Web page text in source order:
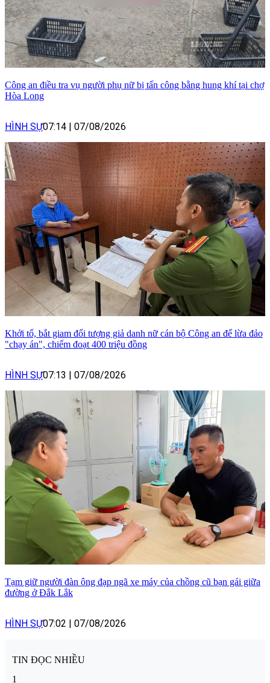
Công an điều tra vụ người phụ nữ bị tấn công bằng hung khí tại chợ
Hòa Long
HÌNH SỰ07:14 | 07/08/2026
Khởi tố, bắt giam đối tượng giả danh nữ cán bộ Công an để lừa đảo
"chạy án", chiếm đoạt 400 triệu đồng
HÌNH SỰ07:13 | 07/08/2026
Tạm giữ người đàn ông đạp ngã xe máy của chồng cũ bạn gái giữa
đường ở Đắk Lắk
HÌNH SỰ07:02 | 07/08/2026
TIN ĐỌC NHIỀU
1